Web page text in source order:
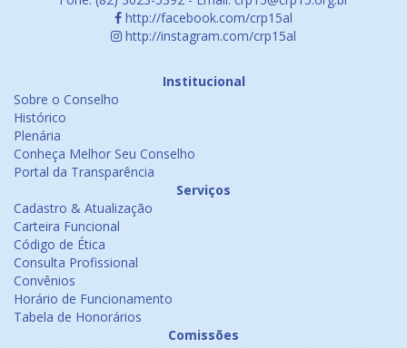
http://facebook.com/crp15al
http://instagram.com/crp15al
Institucional
Sobre o Conselho
Histórico
Plenária
Conheça Melhor Seu Conselho
Portal da Transparência
Serviços
Cadastro & Atualização
Carteira Funcional
Código de Ética
Consulta Profissional
Convênios
Horário de Funcionamento
Tabela de Honorários
Comissões